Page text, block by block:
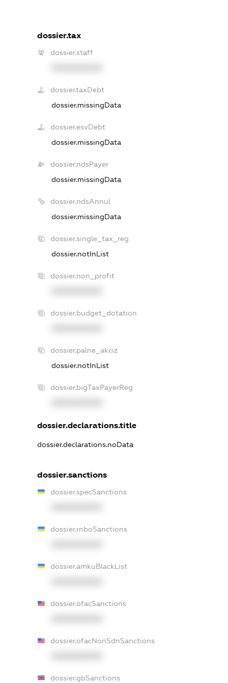
dossier.tax
dossier.staff
dossier.taxDebt
dossier.missingData
dossier.esvDebt
dossier.missingData
dossier.ndsPayer
dossier.missingData
dossier.ndsAnnul
dossier.missingData
dossier.single_tax_reg
dossier.notInList
dossier.non_profit
dossier.budget_dotation
dossier.palne_akciz
dossier.notInList
dossier.bigTaxPayerReg
dossier.declarations.title
dossier.declarations.noData
dossier.sanctions
dossier.specSanctions
dossier.rnboSanctions
dossier.amkuBlackList
dossier.ofacSanctions
dossier.ofacNonSdnSanctions
dossier.gbSanctions